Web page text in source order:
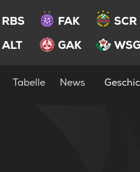
RBS FAK SCR
ALT GAK WSG
Tabelle News